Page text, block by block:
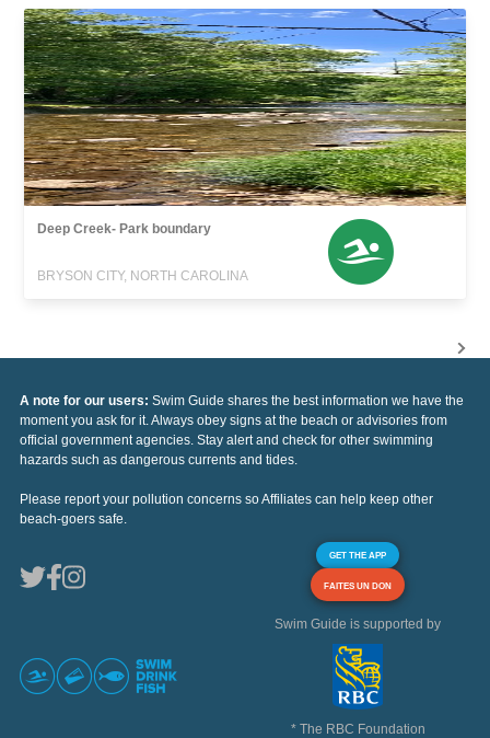
Deep Creek- Park boundary
BRYSON CITY, NORTH CAROLINA
A note for our users: Swim Guide shares the best information we have the
moment you ask for it. Always obey signs at the beach or advisories from
official government agencies. Stay alert and check for other swimming
hazards such as dangerous currents and tides.
Please report your pollution concerns so Affiliates can help keep other
beach-goers safe.
GET THE APP
FAITES UN DON
Swim Guide is supported by
* The RBC Foundation